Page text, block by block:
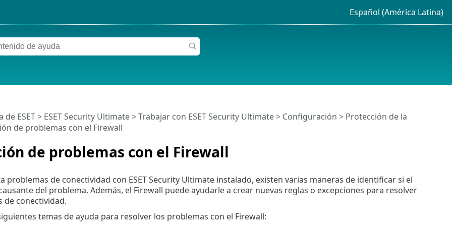
Español (América Latina)
de problemas con el Firewall
de ESET> ESET Security Ultimate>Trabajar con ESET Security Ultimate> Configuración > Protección de la
de problemas con el Firewall
problemas de conectividad con ESET Security Ultimate instalado, existen varias maneras de identificar si el
del problema. Además, el Firewall puede ayudarle a crear nuevas reglas o excepciones para resolver
de conectividad.
temas de ayuda para resolver los problemas con el Firewall: